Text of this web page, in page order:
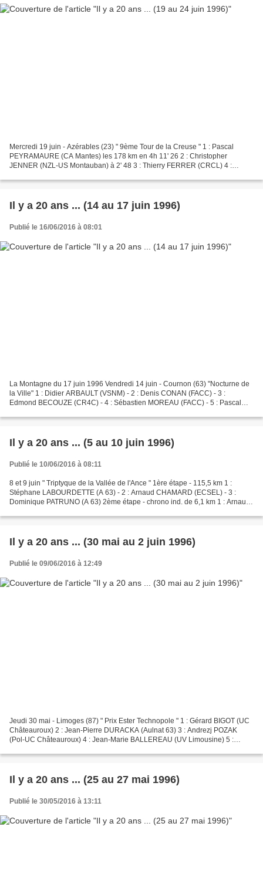
Mercredi 19 juin - Azérables (23) " 9ème Tour de la Creuse " 1 : Pascal
PEYRAMAURE (CA Mantes) les 178 km en 4h 11' 26 2 : Christopher
JENNER (NZL-US Montauban) à 2' 48 3 : Thierry FERRER (CRCL) 4 :
Il y a 20 ans ... (14 au 17 juin 1996)
Publié le 16/06/2016 à 08:01
La Montagne du 17 juin 1996 Vendredi 14 juin - Cournon (63) "Nocturne de
la Ville" 1 : Didier ARBAULT (VSNM) - 2 : Denis CONAN (FACC) - 3 :
Edmond BECOUZE (CR4C) - 4 : Sébastien MOREAU (FACC) - 5 : Pascal
Il y a 20 ans ... (5 au 10 juin 1996)
Publié le 10/06/2016 à 08:11
8 et 9 juin " Triptyque de la Vallée de l'Ance " 1ère étape - 115,5 km 1 :
Stéphane LABOURDETTE (A 63) - 2 : Arnaud CHAMARD (ECSEL) - 3 :
Dominique PATRUNO (A 63) 2ème étape - chrono ind. de 6,1 km 1 : Arnaud
Il y a 20 ans ... (30 mai au 2 juin 1996)
Publié le 09/06/2016 à 12:49
Jeudi 30 mai - Limoges (87) " Prix Ester Technopole " 1 : Gérard BIGOT (UC
Châteauroux) 2 : Jean-Pierre DURACKA (Aulnat 63) 3 : Andrezj POZAK
(Pol-UC Châteauroux) 4 : Jean-Marie BALLEREAU (UV Limousine) 5 :
Il y a 20 ans ... (25 au 27 mai 1996)
Publié le 30/05/2016 à 13:11